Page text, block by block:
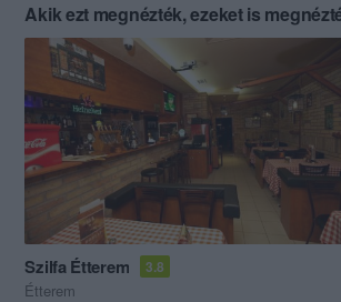
Akik ezt megnézték, ezeket is
Szilfa Étterem 3.8
Étterem